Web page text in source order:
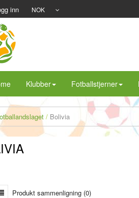
inn NOK
Klubber Fotballstjerner
Bolivia
Produkt sammenligning (0)